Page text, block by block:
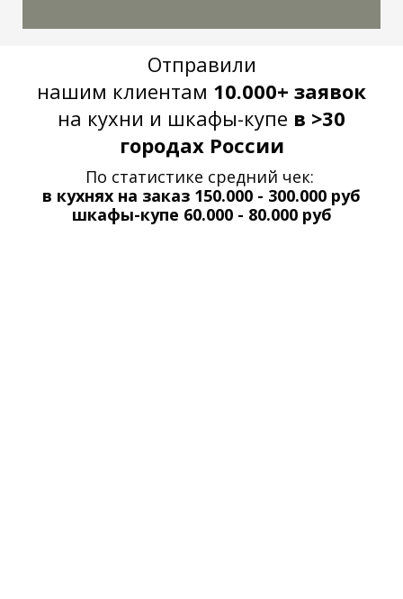
Отправили
нашим клиентам 10.000+ заявок
на кухни и шкафы-купе в >30
городах России
По статистике средний чек:
в кухнях на заказ 150.000 - 300.000 руб
шкафы-купе 60.000 - 80.000 руб